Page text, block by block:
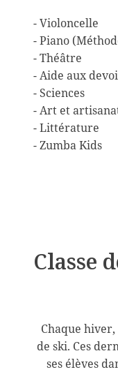
- Violoncelle
- Piano
- Théâtre
- Aide aux
- Sciences
- Art et
- Littérature
- Zumba Kids
Classe
Chaque
de ski. Ces
ses élèves